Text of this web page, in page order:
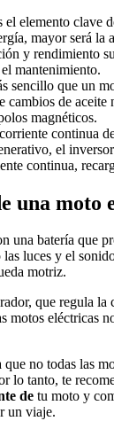
el elemento clave
mayor será
y rendimiento
mantenimiento.
sencillo que un
cambios de
magnéticos.
continua
el
continua,
una moto
una batería que
luces y el
motriz.
que regula
motos eléctricas
no todas las
lo tanto, te
de tu moto y
un viaje.